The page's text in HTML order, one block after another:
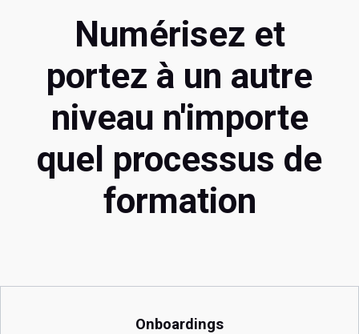
Numérisez et
portez à un autre
niveau n'importe
quel processus de
formation
Onboardings